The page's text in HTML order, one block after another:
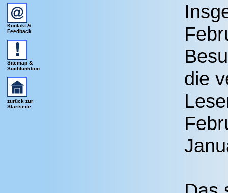
Kontakt &
Feedback
Sitemap &
Suchfunktion
zurück zur
Startseite
die